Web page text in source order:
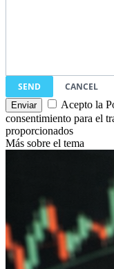
SEND
CANCEL
Acepto la
consentimiento para el
proporcionados
Más sobre el tema